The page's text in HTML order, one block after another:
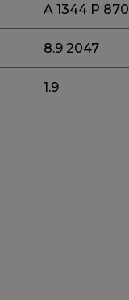
A 1344 P 870
8.9 2047
1.9